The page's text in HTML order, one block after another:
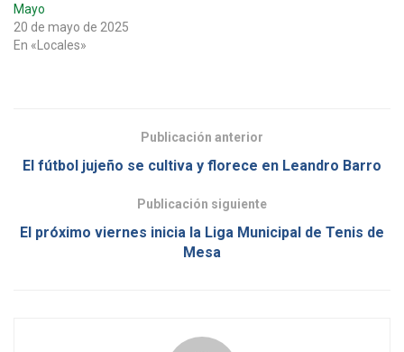
Mayo
20 de mayo de 2025
En «Locales»
Publicación anterior
El fútbol jujeño se cultiva y florece en Leandro Barro
Publicación siguiente
El próximo viernes inicia la Liga Municipal de Tenis de
Mesa